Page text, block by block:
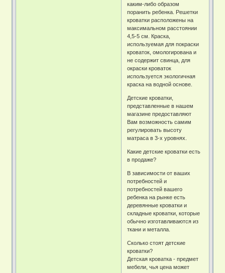
каким-либо образом
поранить ребенка. Решетки
кроватки расположены на
максимальном расстоянии
4,5-5 см. Краска,
используемая для покраски
кроваток, омологирована и
не содержит свинца, для
окраски кроваток
используется экологичная
краска на водной основе.
Детские кроватки,
представленные в нашем
магазине предоставляют
Вам возможность самим
регулировать высоту
матраса в 3-х уровнях.
Какие детские кроватки есть
в продаже?
В зависимости от ваших
потребностей и
потребностей вашего
ребенка на рынке есть
деревянные кроватки и
складные кроватки, которые
обычно изготавливаются из
ткани и металла.
Сколько стоят детские
кроватки?
Детская кроватка - предмет
мебели, чья цена может